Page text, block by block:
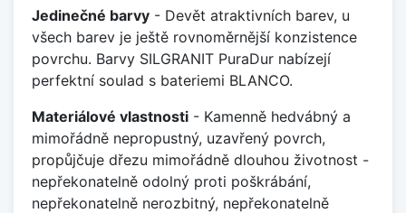
Jedinečné barvy - Devět atraktivních barev, u
všech barev je ještě rovnoměrnější konzistence
povrchu. Barvy SILGRANIT PuraDur nabízejí
perfektní soulad s bateriemi BLANCO.
Materiálové vlastnosti - Kamenně hedvábný a
mimořádně nepropustný, uzavřený povrch,
propůjčuje dřezu mimořádně dlouhou životnost -
nepřekonatelně odolný proti poškrábání,
nepřekonatelně nerozbitný, nepřekonatelně